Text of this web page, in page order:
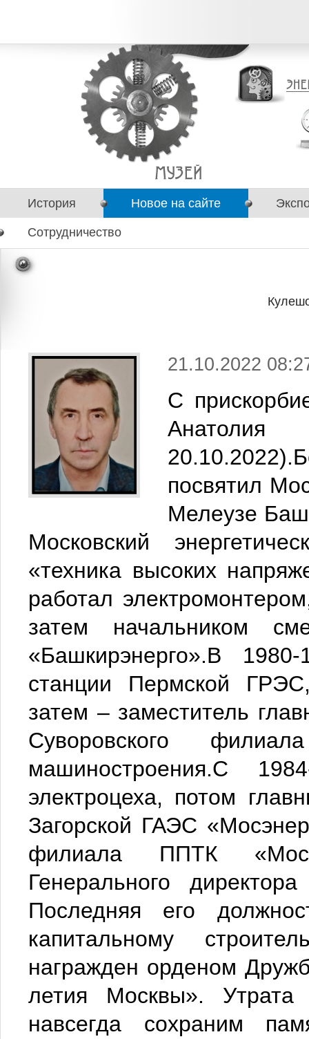
История Новое на сайте
Сотрудничество
21.10.2022
С
посвятил
Мелеузе
Московский
«техника высоких
работал
затем начальником
«Башкирэнерго».В
станции Пермской
затем – заместитель
Суворовского
машиностроения.С
электроцеха, потом
Загорской ГАЭС
филиала ППТК
Генерального
Последняя его
капитальному
награжден орденом
летия Москвы».
навсегда сохраним